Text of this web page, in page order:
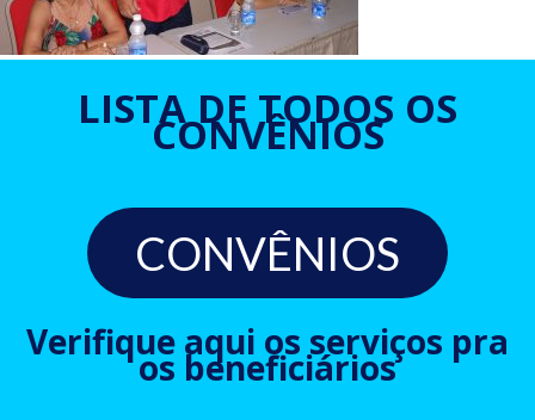
LISTA DE TODOS OS
CONVÊNIOS
CONVÊNIOS
Verifique aqui os serviços pra
os beneficiários